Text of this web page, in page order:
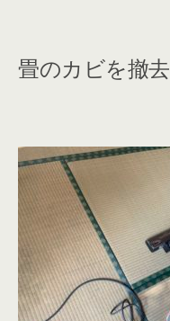
畳のカビを撤去